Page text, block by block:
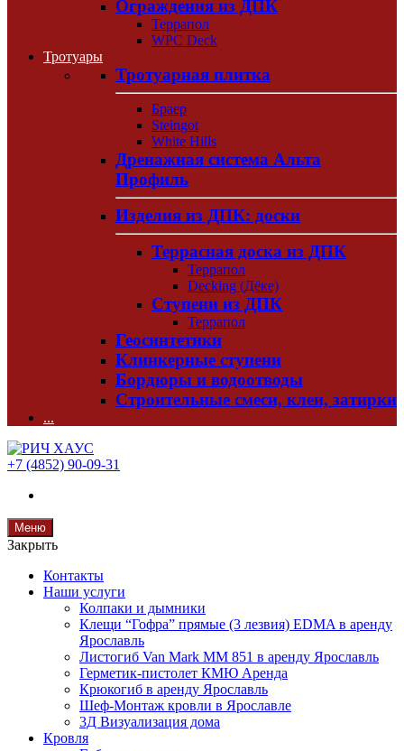
Ограждения из ДПК
Террапол
WPC Deck
Тротуары
Тротуарная плитка
Браер
Steingot
White Hills
Дренажная система Альта
Профиль
Изделия из ДПК: доски
Террасная доска из ДПК
Террапол
Decking (Дёке)
Ступени из ДПК
Террапол
Геосинтетики
Клинкерные ступени
Бордюры и водоотводы
Строительные смеси, клеи, затирки
...
+7 (4852) 90-09-31
Меню
Закрыть
Контакты
Наши услуги
Колпаки и дымники
Клещи “Гофра” прямые (3 лезвия) EDMA в аренду
Ярославль
Листогиб Van Mark MM 851 в аренду Ярославль
Герметик-пистолет КМЮ Аренда
Крюкогиб в аренду Ярославль
Шеф-Монтаж кровли в Ярославле
3Д Визуализация дома
Кровля